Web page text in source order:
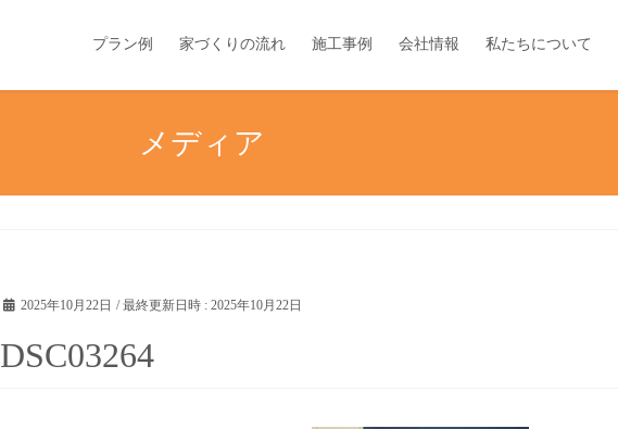
プラン例 家づくりの流れ 施工事例 会社情報 私たちについて
メディア
2025年10月22日 / 最終更新日時 :2025年10月22日
DSC03264